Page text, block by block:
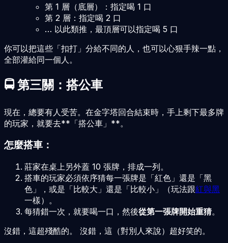
第 1 層（底層）：指定喝 1 口
第 2 層：指定喝 2 口
… 以此類推，最頂層可以指定喝 5 口
你可以把這些「扣打」分給不同的人，也可以心狠手辣一點，
全部灌給同一個人。
🚍 第三關：搭公車
現在，總要有人受苦。在金字塔回合結束時，手上剩下最多牌
的玩家，就要去**「搭公車」**。
怎麼搭車：
莊家在桌上另外蓋 10 張牌，排成一列。
搭車的玩家必須依序猜每一張牌是「紅色」還是「黑
色」，或是「比較大」還是「比較小」（玩法跟紅與黑
一樣）。
每猜錯一次，就要喝一口，然後從第一張牌開始重猜。
沒錯，這超殘酷的。 沒錯，這（對別人來說）超好笑的。